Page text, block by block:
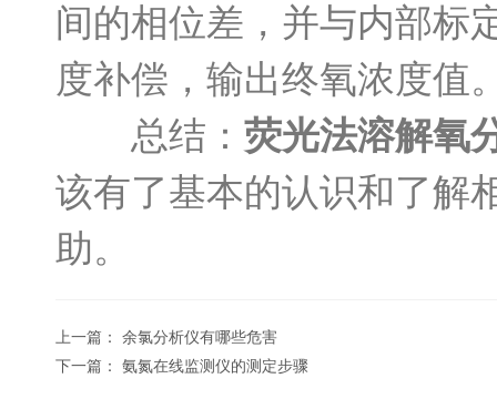
间的相位差，并与内部标
度补偿，输出终氧浓度值
总结： 荧光法溶解氧
该有了基本的认识和了解
助。
上一篇： 余氯分析仪有哪些危害
下一篇： 氨氮在线监测仪的测定步骤